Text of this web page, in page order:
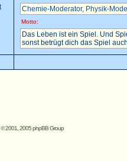
Chemie-Moderator, Physik-
Motto:
Das Leben ist ein Spiel. Und
sonst betrügt dich das Spiel
© 2001, 2005 phpBB Group